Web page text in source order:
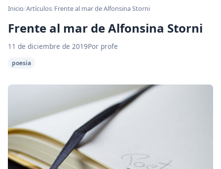
Inicio/Artículos/Frente al mar de Alfonsina Storni
Frente al mar de Alfonsina Storni
11 de diciembre de 2019Por profe
poesia